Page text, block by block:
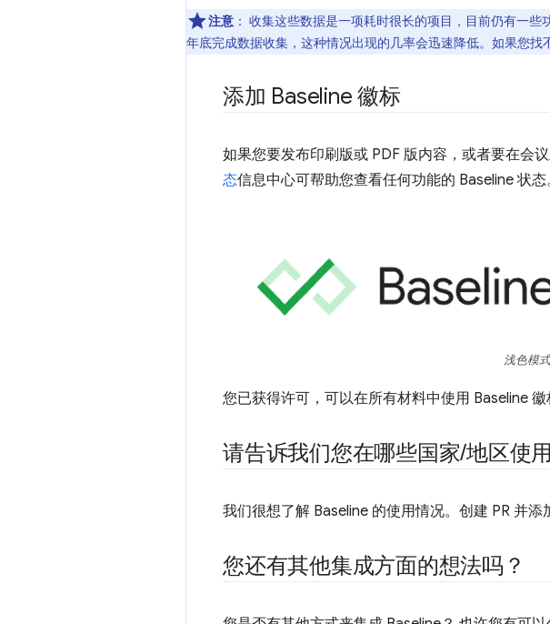
注意 ： 收集这些数据是一项耗时很长的项目，目前仍有一
年底完成数据收集，这种情况出现的几率会迅速降低。如果您
添加 Baseline 徽标
如果您要发布印刷版或 PDF 版内容，或者要在会
态信息中心可帮助您查看任何功能的 Baseline 状态
浅色模
您已获得许可，可以在所有材料中使用 Baseline 徽
请告诉我们您在哪些国家/地区使
我们很想了解 Baseline 的使用情况。创建 PR 并添
您还有其他集成方面的想法吗？